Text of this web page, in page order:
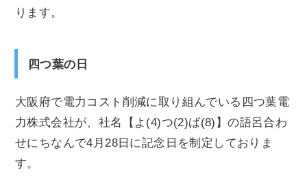
ります。
四つ葉の日
大阪府で電力コスト削減に取り組んでいる四つ葉電
力株式会社が、社名【よ(4)つ(2)ば(8)】の語呂合わ
せにちなんで4月28日に記念日を制定しておりま
す。